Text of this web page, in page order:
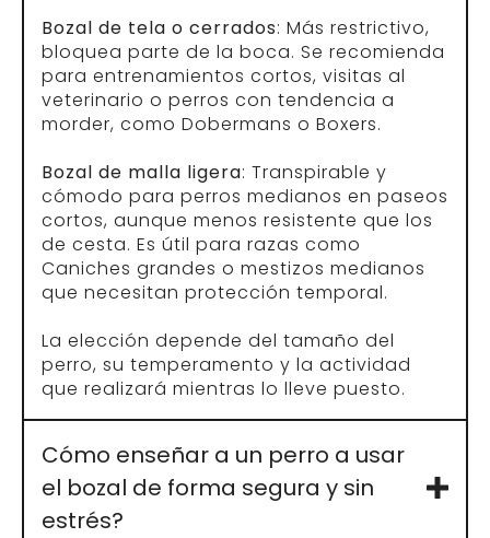
Bozal de tela o cerrados: Más restrictivo,
bloquea parte de la boca. Se recomienda
para entrenamientos cortos, visitas al
veterinario o perros con tendencia a
morder, como Dobermans o Boxers.
Bozal de malla ligera: Transpirable y
cómodo para perros medianos en paseos
cortos, aunque menos resistente que los
de cesta. Es útil para razas como
Caniches grandes o mestizos medianos
que necesitan protección temporal.
La elección depende del tamaño del
perro, su temperamento y la actividad
que realizará mientras lo lleve puesto.
Cómo enseñar a un perro a usar
el bozal de forma segura y sin
estrés?